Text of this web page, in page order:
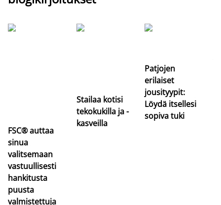
FSC® auttaa
sinua
valitsemaan
vastuullisesti
hankitusta
puusta
valmistettuja
Stailaa kotisi
tekokukilla ja -
kasveilla
Patjojen
erilaiset
jousityypit:
Löydä itsellesi
sopiva tuki